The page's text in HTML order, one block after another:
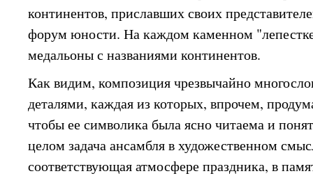
континентов, приславших своих
форум юности. На каждом каменном
медальоны с названиями континентов.
Как видим, композиция чрезвычайно
деталями, каждая из которых, впрочем,
чтобы ее символика была ясно читаема и
целом задача ансамбля в художественном
соответствующая атмосфере праздника, в